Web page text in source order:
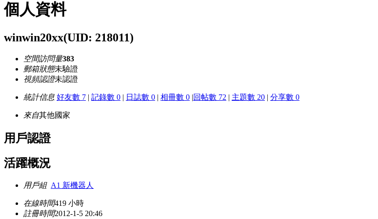
個人資料
winwin20xx(UID: 218011)
空間訪問量383
郵箱狀態未驗證
視頻認證未認證
統計信息 好友數 7 | 記錄數 0 | 日誌數 0 | 相冊數 0 |回帖數 72 | 主題數 20 | 分享數 0
來自其他國家
用戶認證
活躍概況
用戶組 A1 新機器人
在線時間419 小時
註冊時間2012-1-5 20:46